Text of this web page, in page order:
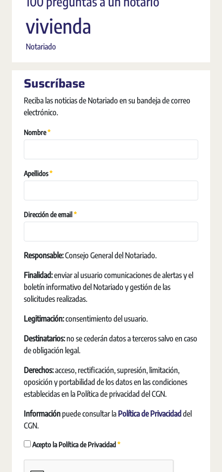
vivienda
Notariado
Suscríbase
Reciba las noticias de Notariado en su bandeja de correo
electrónico.
Nombre Vereist
Apellidos Vereist
Dirección de email Vereist
Responsable:Consejo General del Notariado.
Finalidad:enviar al usuario comunicaciones de alertas y el
boletín informativo del Notariado y gestión de las
solicitudes realizadas.
Legitimación:consentimiento del usuario.
Destinatarios:no se cederán datos a terceros salvo en caso
de obligación legal.
Derechos:acceso, rectificación, supresión, limitación,
oposición y portabilidad de los datos en las condiciones
establecidas en la Política de privacidad del CGN.
Información puede consultar la Política de Privacidad del
CGN.
Acepto la Política de Privacidad Vereist